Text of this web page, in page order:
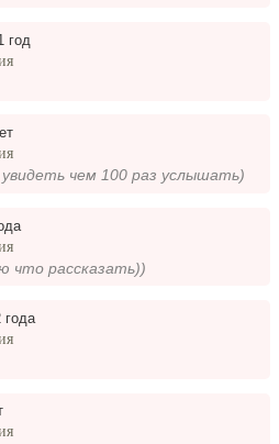
год
чем 100 раз услышать)
что рассказать))
года